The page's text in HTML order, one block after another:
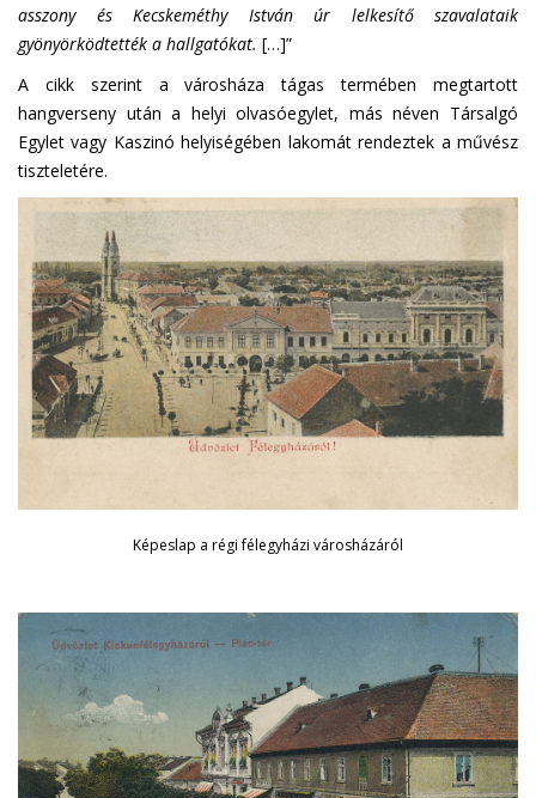
asszony és Kecskeméthy István úr lelkesítő szavalataik
gyönyörködtették a hallgatókat. […]”
A cikk szerint a városháza tágas termében megtartott
hangverseny után a helyi olvasóegylet, más néven Társalgó
Egylet vagy Kaszinó helyiségében lakomát rendeztek a művész
tiszteletére.
Képeslap a régi félegyházi városházáról